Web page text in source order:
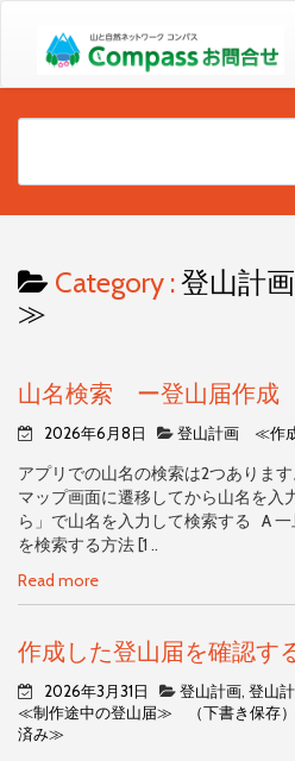
Category :登山計
≫
山名検索 ー登山届作成
2026年6月8日 登山計画 ≪作
アプリでの山名の検索は2つありま
マップ画面に遷移してから山名を入
ら」で山名を入力して検索する A
を検索する方法 [1 ..
Read more
作成した登山届を確認す
2026年3月31日 登山計画, 登山
≪制作途中の登山届≫ （下書き保存）
済み≫